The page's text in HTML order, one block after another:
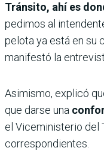
Tránsito, ahí es
pedimos al
pelota ya está en su
manifestó la
Asimismo, explicó
que darse una
el Viceministerio del
correspondientes.